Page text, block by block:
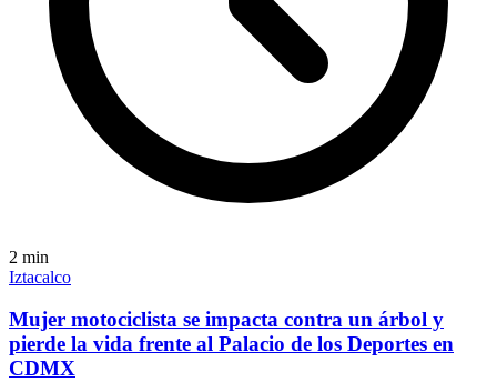
2 min
Iztacalco
Mujer motociclista se impacta contra un árbol y
pierde la vida frente al Palacio de los Deportes en
CDMX